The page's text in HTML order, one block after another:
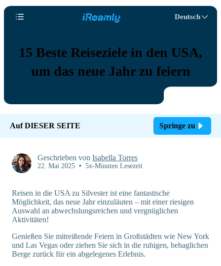
Deutsch
15 Beste Reiseziele in den USA,
um das neue Jahr zu feiern
Auf DIESER SEITE Springe zu
Geschrieben von Isabella Torres
22. Mai 2025 • 5x-Minuten Lesezeit
Reisen in die USA zu Silvester ist eine fantastische
Möglichkeit, das neue Jahr einzuläuten – mit einer riesigen
Auswahl an abwechslungsreichen und vergnüglichen
Aktivitäten!
Genießen Sie mitreißende Feiern in Großstädten wie New York
und Las Vegas oder ziehen Sie sich in die ruhigen, behaglichen
Berge zurück für ein abgelegenes Erlebnis.